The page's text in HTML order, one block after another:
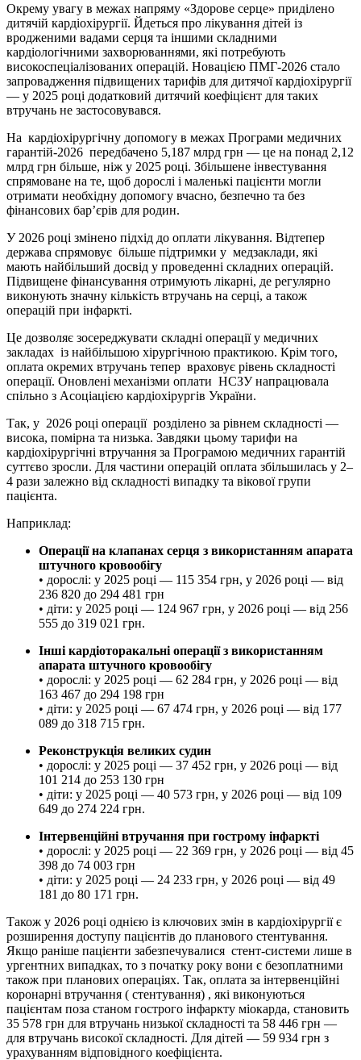
Окрему увагу в межах напряму «Здорове серце» приділено
дитячій кардіохірургії. Йдеться про лікування дітей із
вродженими вадами серця та іншими складними
кардіологічними захворюваннями, які потребують
високоспеціалізованих операцій. Новацією ПМГ-2026 стало
запровадження підвищених тарифів для дитячої кардіохірургії
— у 2025 році додатковий дитячий коефіцієнт для таких
втручань не застосовувався.
На кардіохірургічну допомогу в межах Програми медичних
гарантій-2026 передбачено 5,187 млрд грн — це на понад 2,12
млрд грн більше, ніж у 2025 році. Збільшене інвестування
спрямоване на те, щоб дорослі і маленькі пацієнти могли
отримати необхідну допомогу вчасно, безпечно та без
фінансових бар’єрів для родин.
У 2026 році змінено підхід до оплати лікування. Відтепер
держава спрямовує більше підтримки у медзаклади, які
мають найбільший досвід у проведенні складних операцій.
Підвищене фінансування отримують лікарні, де регулярно
виконують значну кількість втручань на серці, а також
операцій при інфаркті.
Це дозволяє зосереджувати складні операції у медичних
закладах із найбільшою хірургічною практикою. Крім того,
оплата окремих втручань тепер враховує рівень складності
операції. Оновлені механізми оплати НСЗУ напрацювала
спільно з Асоціацією кардіохірургів України.
Так, у 2026 році операції розділено за рівнем складності —
висока, помірна та низька. Завдяки цьому тарифи на
кардіохірургічні втручання за Програмою медичних гарантій
суттєво зросли. Для частини операцій оплата збільшилась у 2–
4 рази залежно від складності випадку та вікової групи
пацієнта.
Наприклад:
Операції на клапанах серця з використанням апарата
штучного кровообігу
• дорослі: у 2025 році — 115 354 грн, у 2026 році — від
236 820 до 294 481 грн
• діти: у 2025 році — 124 967 грн, у 2026 році — від 256
555 до 319 021 грн.
Інші кардіоторакальні операції з використанням
апарата штучного кровообігу
• дорослі: у 2025 році — 62 284 грн, у 2026 році — від
163 467 до 294 198 грн
• діти: у 2025 році — 67 474 грн, у 2026 році — від 177
089 до 318 715 грн.
Реконструкція великих судин
• дорослі: у 2025 році — 37 452 грн, у 2026 році — від
101 214 до 253 130 грн
• діти: у 2025 році — 40 573 грн, у 2026 році — від 109
649 до 274 224 грн.
Інтервенційні втручання при гострому інфаркті
• дорослі: у 2025 році — 22 369 грн, у 2026 році — від 45
398 до 74 003 грн
• діти: у 2025 році — 24 233 грн, у 2026 році — від 49
181 до 80 171 грн.
Також у 2026 році однією із ключових змін в кардіохірургії є
розширення доступу пацієнтів до планового стентування.
Якщо раніше пацієнти забезпечувалися стент-системи лише в
ургентних випадках, то з початку року вони є безоплатними
також при планових операціях. Так, оплата за інтервенційні
коронарні втручання ( стентування) , які виконуються
пацієнтам поза станом гострого інфаркту міокарда, становить
35 578 грн для втручань низької складності та 58 446 грн —
для втручань високої складності. Для дітей — 59 934 грн з
урахуванням відповідного коефіцієнта.